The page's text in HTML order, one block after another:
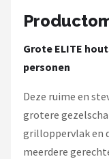
Grote ELITE
personen
Deze ruime en
grotere
grilloppervlak en
meerdere